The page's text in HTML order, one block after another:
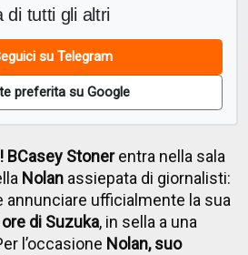
di tutti gli altri
su Telegram
preferita su Google
BCasey Stonerentra nella sala
Nolan assiepata di giornalisti:
annunciare ufficialmente la sua
di Suzuka, in sella a una
l’occasione Nolan, suo